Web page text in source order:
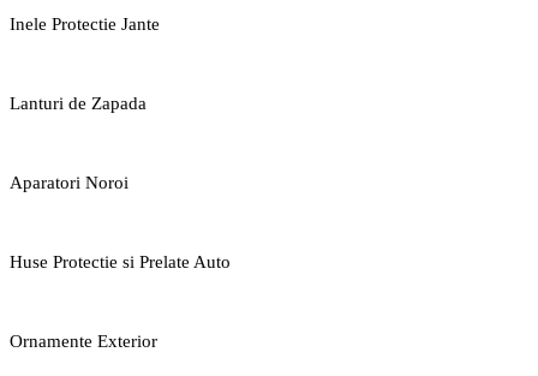
Inele Protectie Jante
Lanturi de Zapada
Aparatori Noroi
Huse Protectie si Prelate Auto
Ornamente Exterior